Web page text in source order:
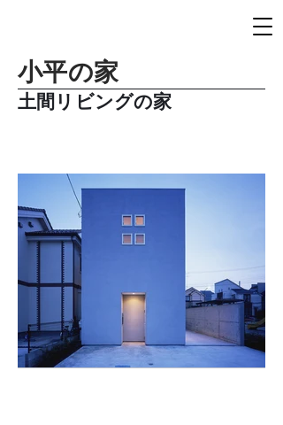
小平の家
土間リビングの家